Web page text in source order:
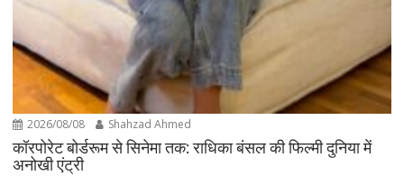
2026/08/08 Shahzad Ahmed
कॉरपोरेट बोर्डरूम से सिनेमा तक: राधिका बंसल की फिल्मी दुनिया में
अनोखी एंट्री